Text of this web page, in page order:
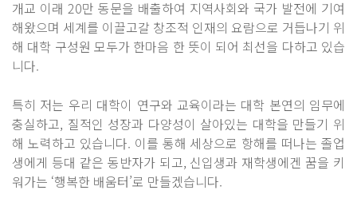
개교 이래 20만 동문을 배출하여 지역사회와 국가 발전에 기여
해왔으며 세계를 이끌고갈 창조적 인재의 요람으로 거듭나기 위
해 대학 구성원 모두가 한마음 한 뜻이 되어 최선을 다하고 있습
니다.
특히 저는 우리 대학이 연구와 교육이라는 대학 본연의 임무에
충실하고, 질적인 성장과 다양성이 살아있는 대학을 만들기 위
해 노력하고 있습니다. 이를 통해 세상으로 항해를 떠나는 졸업
생에게 등대 같은 동반자가 되고, 신입생과 재학생에겐 꿈을 키
워가는 ‘행복한 배움터’로 만들겠습니다.